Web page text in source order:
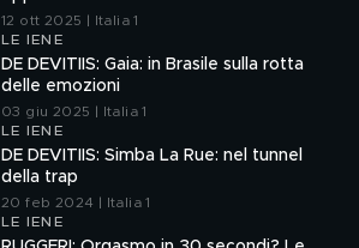
12 ott 2025 | Italia 1
LE IENE
DE DEVITIIS: Gaia: in Brasile sulla rotta
delle emozioni
03 giu 2025 | Italia 1
LE IENE
DE DEVITIIS: Simba La Rue: nel tunnel
della trap
20 feb 2024 | Italia 1
LE IENE